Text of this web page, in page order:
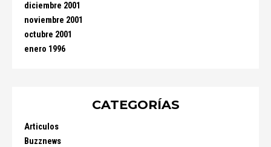
diciembre 2001
noviembre 2001
octubre 2001
enero 1996
CATEGORÍAS
Articulos
Buzznews